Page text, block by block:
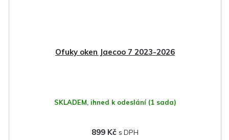
Ofuky oken Jaecoo 7 2023-2026
SKLADEM, ihned k odeslání (1 sada)
899 Kč